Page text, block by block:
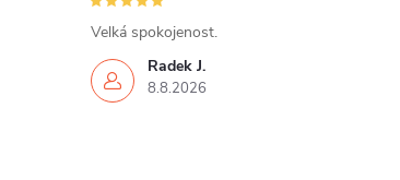
Radek J.
8.8.2026
Velká spokojenost.